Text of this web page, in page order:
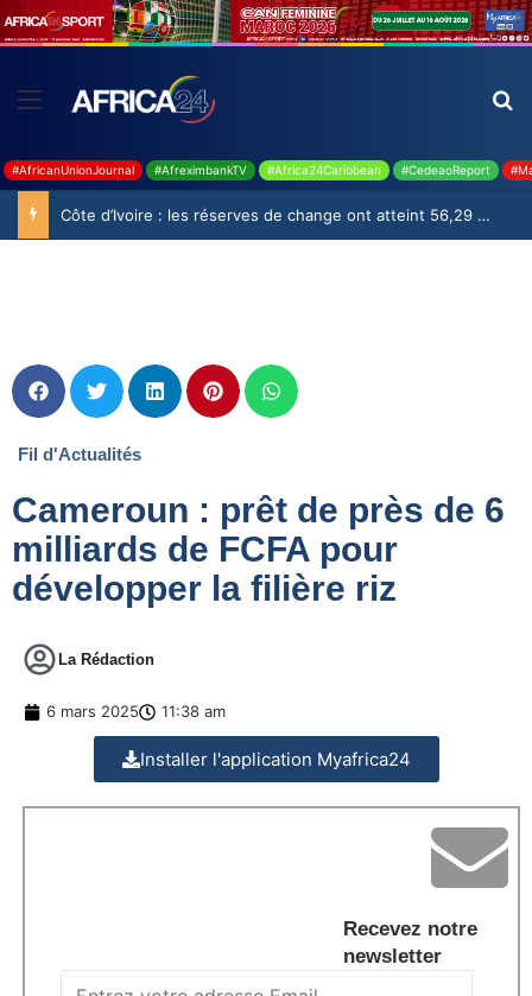
#AfricanUnionJournal #AfreximbankTV #Africa24Caribbean #CedeaoReport
Côte d’Ivoire : les réserves de change ont atteint 56,29 milliards USD en juillet
Fil d'Actualités
Cameroun : prêt de près de 6
milliards de FCFA pour
développer la filière riz
La Rédaction
6 mars 2025 11:38 am
Installer l'application Myafrica24
Recevez notre
newsletter